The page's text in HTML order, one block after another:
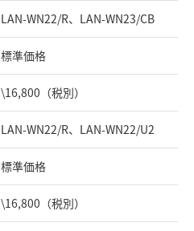
LAN-WN22/R、LAN-WN23/CB
標準価格
\16,800（税別）
LAN-WN22/R、LAN-WN22/U2
標準価格
\16,800（税別）